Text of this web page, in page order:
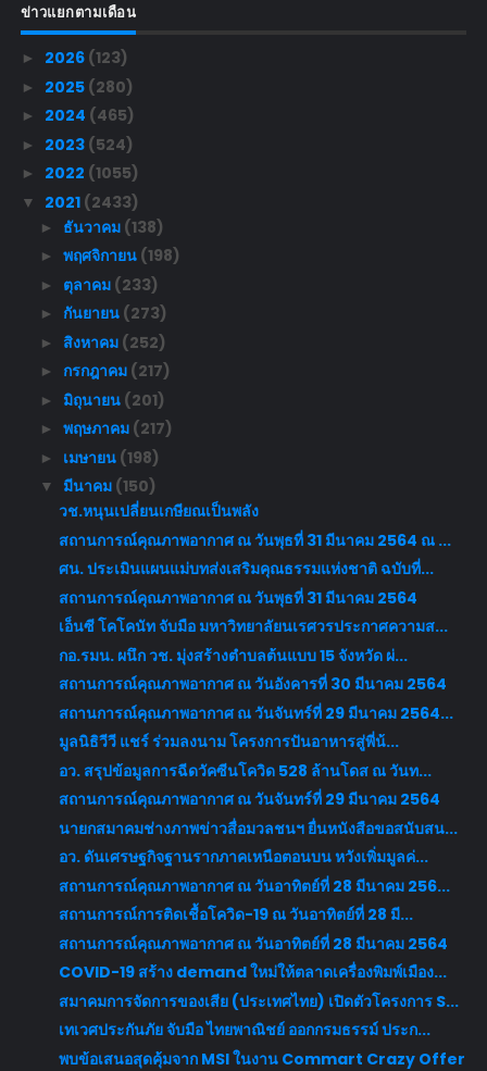
ข่าวแยกตามเดือน
► 2026 (123)
► 2025 (280)
► 2024 (465)
► 2023 (524)
► 2022 (1055)
▼ 2021 (2433)
► ธันวาคม (138)
► พฤศจิกายน (198)
► ตุลาคม (233)
► กันยายน (273)
► สิงหาคม (252)
► กรกฎาคม (217)
► มิถุนายน (201)
► พฤษภาคม (217)
► เมษายน (198)
▼ มีนาคม (150)
วช.หนุนเปลี่ยนเกษียณเป็นพลัง
สถานการณ์คุณภาพอากาศ ณ วันพุธที่ 31 มีนาคม 2564 ณ ...
ศน. ประเมินแผนแม่บทส่งเสริมคุณธรรมแห่งชาติ ฉบับที่...
สถานการณ์คุณภาพอากาศ ณ วันพุธที่ 31 มีนาคม 2564
เอ็นซี โคโคนัท จับมือ มหาวิทยาลัยนเรศวรประกาศความส...
กอ.รมน. ผนึก วช. มุ่งสร้างตำบลต้นแบบ 15 จังหวัด ผ่...
สถานการณ์คุณภาพอากาศ ณ วันอังคารที่ 30 มีนาคม 2564
สถานการณ์คุณภาพอากาศ ณ วันจันทร์ที่ 29 มีนาคม 2564...
มูลนิธิวีวี แชร์ ร่วมลงนาม โครงการปันอาหารสู่พี่น้...
อว. สรุปข้อมูลการฉีดวัคซีนโควิด 528 ล้านโดส ณ วันท...
สถานการณ์คุณภาพอากาศ ณ วันจันทร์ที่ 29 มีนาคม 2564
นายกสมาคมช่างภาพข่าวสื่อมวลชนฯ ยื่นหนังสือขอสนับสน...
อว. ดันเศรษฐกิจฐานรากภาคเหนือตอนบน หวังเพิ่มมูลค่...
สถานการณ์คุณภาพอากาศ ณ วันอาทิตย์ที่ 28 มีนาคม 256...
สถานการณ์การติดเชื้อโควิด-19 ณ วันอาทิตย์ที่ 28 มี...
สถานการณ์คุณภาพอากาศ ณ วันอาทิตย์ที่ 28 มีนาคม 2564
COVID-19 สร้าง demand ใหม่ให้ตลาดเครื่องพิมพ์เมือง...
สมาคมการจัดการของเสีย (ประเทศไทย) เปิดตัวโครงการ S...
เทเวศประกันภัย จับมือ ไทยพาณิชย์ ออกกรมธรรม์ ประก...
พบข้อเสนอสุดคุ้มจาก MSI ในงาน Commart Crazy Offer